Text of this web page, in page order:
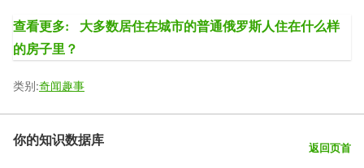
查看更多:
大多数居住在城市的普通俄罗斯人住在什么样
的房子里？
类别:奇闻趣事
你的知识数据库 返回页首